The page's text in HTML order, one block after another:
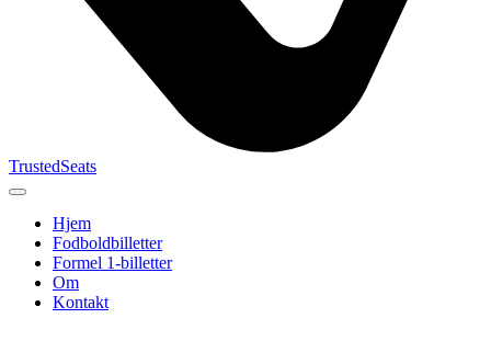
TrustedSeats
Hjem
Fodboldbilletter
Formel 1-billetter
Om
Kontakt